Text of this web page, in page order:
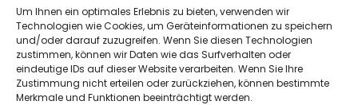
Um Ihnen ein optimales Erlebnis zu bieten, verwenden wir
Technologien wie Cookies, um Geräteinformationen zu speichern
und/oder darauf zuzugreifen. Wenn Sie diesen Technologien
zustimmen, können wir Daten wie das Surfverhalten oder
eindeutige IDs auf dieser Website verarbeiten. Wenn Sie Ihre
Zustimmung nicht erteilen oder zurückziehen, können bestimmte
Merkmale und Funktionen beeinträchtigt werden.
Gackern 2026
am 7. Agosto 2026 - 16. Agosto
2026
Sommerworkshop der